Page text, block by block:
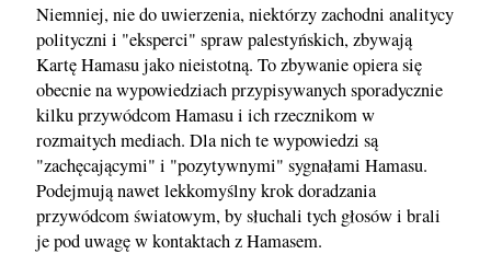
Niemniej, nie do uwierzenia, niektórzy zachodni analitycy
polityczni i "eksperci" spraw palestyńskich, zbywają
Kartę Hamasu jako nieistotną. To zbywanie opiera się
obecnie na wypowiedziach przypisywanych sporadycznie
kilku przywódcom Hamasu i ich rzecznikom w
rozmaitych mediach. Dla nich te wypowiedzi są
"zachęcającymi" i "pozytywnymi" sygnałami Hamasu.
Podejmują nawet lekkomyślny krok doradzania
przywódcom światowym, by słuchali tych głosów i brali
je pod uwagę w kontaktach z Hamasem.